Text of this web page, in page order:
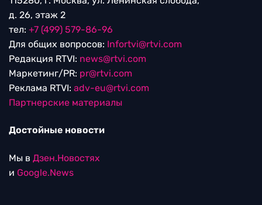
д. 26, этаж 2
тел: +7 (499) 579-86-96
Для общих вопросов: Infortvi@rtvi.com
Редакция RTVI: news@rtvi.com
Маркетинг/PR: pr@rtvi.com
Реклама RTVI: adv-eu@rtvi.com
Партнерские материалы
Достойные новости
Мы в Дзен.Новостях
и Google.News